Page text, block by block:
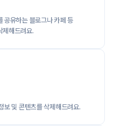
공유하는 블로그나 카페 등
제해드려요.
보 및 콘텐츠를 삭제해드려요.